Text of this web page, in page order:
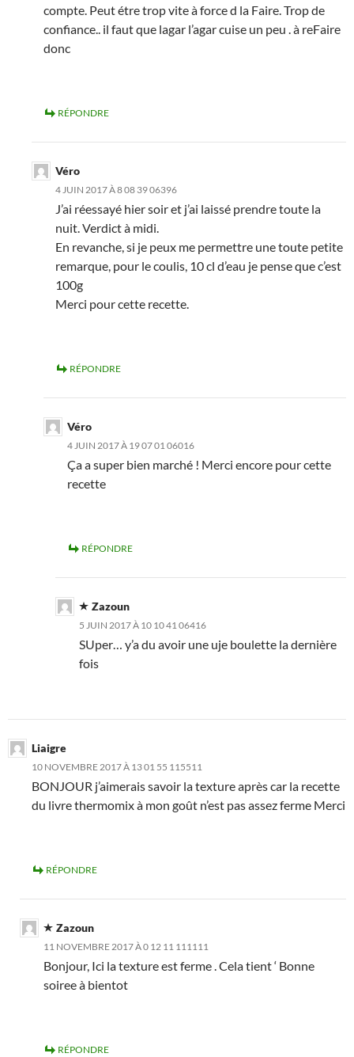
compte. Peut étre trop vite à force d la Faire. Trop de
confiance.. il faut que lagar l’agar cuise un peu . à reFaire
donc
RÉPONDRE
Véro
4 JUIN 2017 À 8 08 39 06396
J’ai réessayé hier soir et j’ai laissé prendre toute la
nuit. Verdict à midi.
En revanche, si je peux me permettre une toute petite
remarque, pour le coulis, 10 cl d’eau je pense que c’est
100g
Merci pour cette recette.
RÉPONDRE
Véro
4 JUIN 2017 À 19 07 01 06016
Ça a super bien marché ! Merci encore pour cette
recette
RÉPONDRE
Zazoun
5 JUIN 2017 À 10 10 41 06416
SUper… y’a du avoir une uje boulette la dernière
fois
Liaigre
10 NOVEMBRE 2017 À 13 01 55 115511
BONJOUR j’aimerais savoir la texture après car la recette
du livre thermomix à mon goût n’est pas assez ferme Merci
RÉPONDRE
Zazoun
11 NOVEMBRE 2017 À 0 12 11 111111
Bonjour, Ici la texture est ferme . Cela tient ‘ Bonne
soiree à bientot
RÉPONDRE